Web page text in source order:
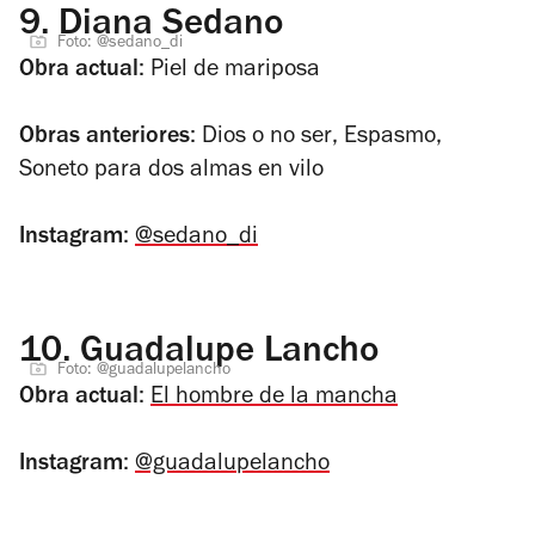
9. Diana Sedano
Foto: @sedano_di
Obra actual: Piel de mariposa
Obras anteriores: Dios o no ser, Espasmo,
Soneto para dos almas en vilo
Instagram: @sedano_di
10.Guadalupe Lancho
Foto: @guadalupelancho
Obra actual: El hombre de la mancha
Instagram: @guadalupelancho